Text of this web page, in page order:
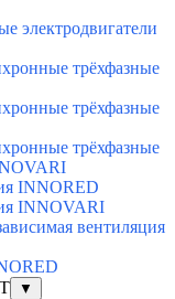
электродвигатели
трёхфазные
трёхфазные
трёхфазные
INNORED
INNOVARI
вентиляция
▼